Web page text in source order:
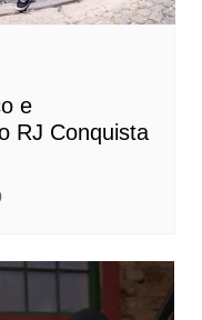
e
RJ Conquista